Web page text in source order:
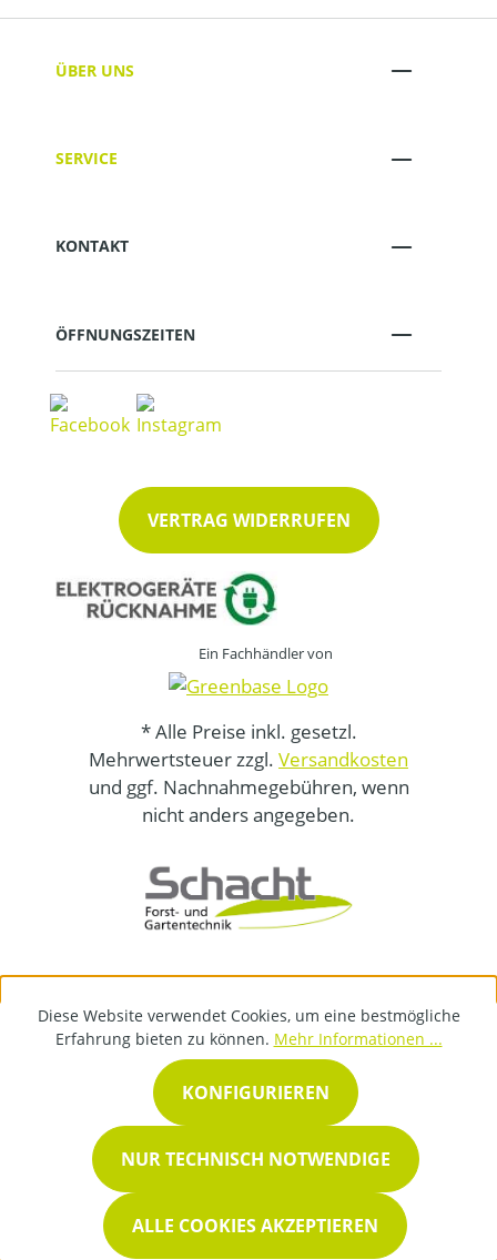
ÜBER UNS
SERVICE
KONTAKT
ÖFFNUNGSZEITEN
VERTRAG WIDERRUFEN
Ein Fachhändler von
* Alle Preise inkl. gesetzl.
Mehrwertsteuer zzgl. Versandkosten
und ggf. Nachnahmegebühren, wenn
nicht anders angegeben.
Diese Website verwendet Cookies, um eine bestmögliche
Erfahrung bieten zu können. Mehr Informationen ...
NUR TECHNISCH NOTWENDIGE
KONFIGURIEREN
ALLE COOKIES AKZEPTIEREN